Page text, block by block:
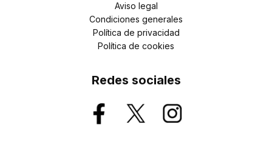
Aviso legal
Condiciones generales
Política de privacidad
Política de cookies
Redes sociales